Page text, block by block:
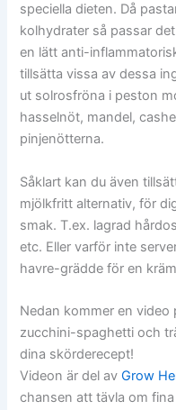
speciella dieten. Då
kolhydrater så passar
en lätt anti-
tillsätta vissa av dessa
ut solrosfröna i peston
hasselnöt, mandel,
pinjenötterna.
Såklart kan du även
mjölkfritt alternativ, för
smak. T.ex. lagrad
etc. Eller varför inte
havre-grädde för en
Nedan kommer en video
zucchini-spaghetti och
dina skörderecept!
Videon är del avGrow
chansen att tävla om